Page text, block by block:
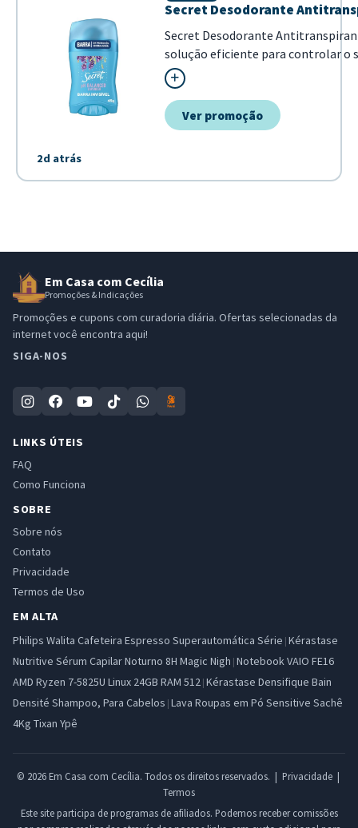
2d atrás
Secret Desodorante
Secret Desodorante
solução eficiente para controlar o
Destaca-se por sua formulação
pele, combinada com o aroma
pre...Ver promoção
Em Casa com Cecília
Promoções & Indicações
Promoções e cupons com curadoria diária. Ofertas selecionadas da
internet você encontra aqui!
SIGA-NOS
LINKS ÚTEIS
FAQ
Como Funciona
SOBRE
Sobre nós
Contato
Privacidade
Termos de Uso
EM ALTA
Philips Walita Cafeteira Espresso Superautomática Série | Kérastase
Nutritive Sérum Capilar Noturno 8H Magic Nigh | Notebook VAIO FE16
AMD Ryzen 7-5825U Linux 24GB RAM 512 | Kérastase Densifique Bain
Densité Shampoo, Para Cabelos | Lava Roupas em Pó Sensitive Sachê
4Kg Tixan Ypê
© 2026 Em Casa com Cecília. Todos os direitos reservados. | Privacidade|
Termos
Este site participa de programas de afiliados. Podemos receber comissões